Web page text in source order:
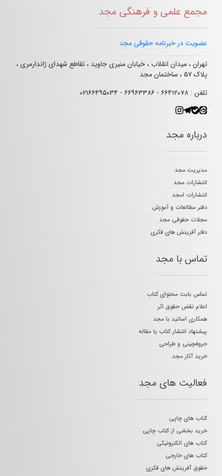
مجمع علمی و فرهنگی مجد
عضویت در خبرنامه حقوقی مجد
تهران ، میدان انقلاب ، خیابان منیری جاوید ، تقاطع شهدای ژاندارمری ،
پلاک ۵۷ ، ساختمان مجد
تلفن : ۶۶۴۱۲۰۷۸ - ۶۶۹۶۳۳۸۶ - ۰۲۱۶۶۴۹۵۰۳۴
درباره مجد
مدیریت مجد
انتشارات مجد
انتشارات امجد
دفتر مطالعات و آموزش
مجلات حقوقی مجد
دفتر آفرینش های فکری
تماس با مجد
تماس بابت محتوای کتاب
اعلام نقض حقوق اثر
همکاری اساتید با مجد
پیشنهاد انتشار کتاب یا مقاله
حروفچینی و طراحی
خرید آثار مجد
فعالیت های مجد
کتاب های چاپی
خرید بخشی از کتاب چاپی
کتاب های الکترونیکی
کتاب های خارجی
حقوق آفرینش های فکری